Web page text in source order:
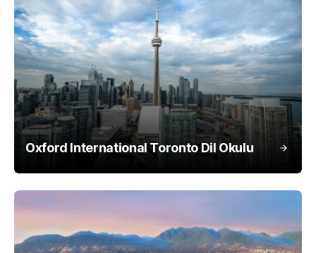
Oxford International Toronto Dil Okulu